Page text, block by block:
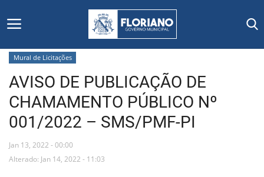
Início
Editais
Floriano
Mural de Licitações
AVISO DE PUBLICAÇÃO DE
CHAMAMENTO PÚBLICO Nº
001/2022 – SMS/PMF-PI
Jan 13, 2022 - 00:00
Alterado: Jan 14, 2022 - 11:03